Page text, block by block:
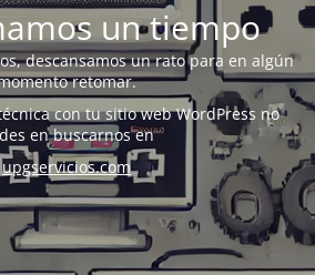
un tiempo
descansamos un rato para en algún
retomar.
con tu sitio web WordPress no
en buscarnos en
upgservicios.com